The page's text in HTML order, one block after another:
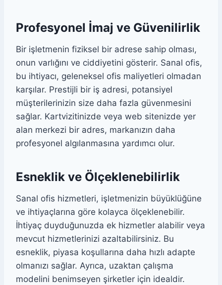
Profesyonel İmaj ve Güvenilirlik
Bir işletmenin fiziksel bir adrese sahip olması,
onun varlığını ve ciddiyetini gösterir. Sanal ofis,
bu ihtiyacı, geleneksel ofis maliyetleri olmadan
karşılar. Prestijli bir iş adresi, potansiyel
müşterilerinizin size daha fazla güvenmesini
sağlar. Kartvizitinizde veya web sitenizde yer
alan merkezi bir adres, markanızın daha
profesyonel algılanmasına yardımcı olur.
Esneklik ve Ölçeklenebilirlik
Sanal ofis hizmetleri, işletmenizin büyüklüğüne
ve ihtiyaçlarına göre kolayca ölçeklenebilir.
İhtiyaç duyduğunuzda ek hizmetler alabilir veya
mevcut hizmetlerinizi azaltabilirsiniz. Bu
esneklik, piyasa koşullarına daha hızlı adapte
olmanızı sağlar. Ayrıca, uzaktan çalışma
modelini benimseyen şirketler için idealdir.